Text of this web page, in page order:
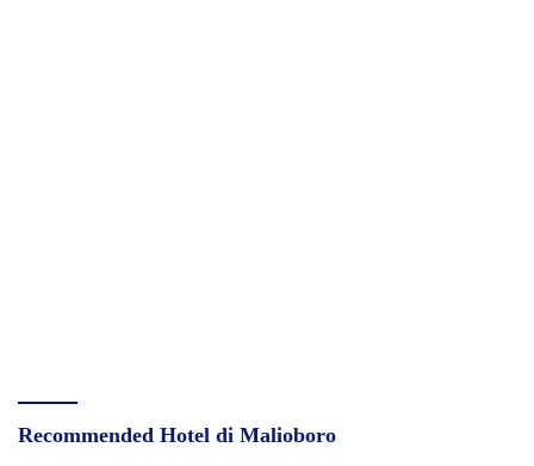
Recommended Hotel di Malioboro